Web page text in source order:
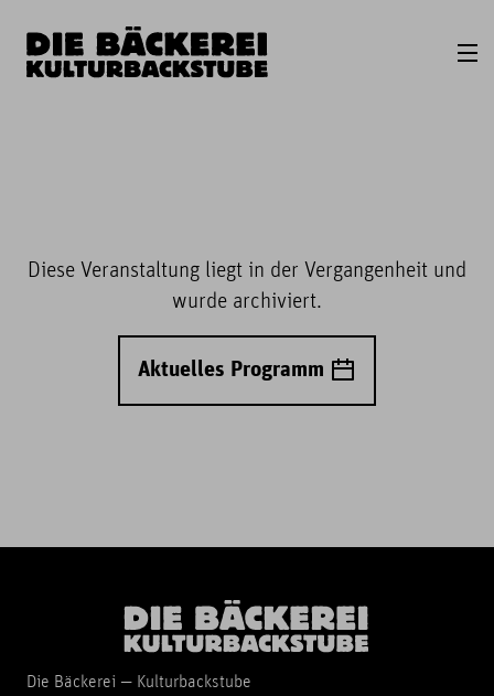
Diese Veranstaltung liegt in der Vergangenheit und
wurde archiviert.
Aktuelles Programm
Die Bäckerei — Kulturbackstube